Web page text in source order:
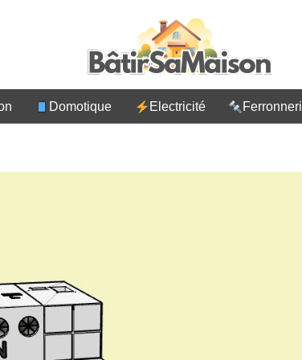
Domotique Electricité